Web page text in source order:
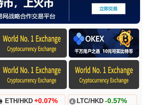
ETH/HKD +0.07% LTC/HKD -0.57%